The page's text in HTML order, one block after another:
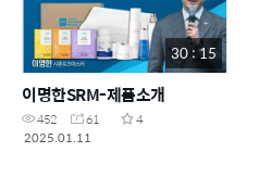
30 : 15
이명한SRM-제품소개
452 61
4
2025.01.11